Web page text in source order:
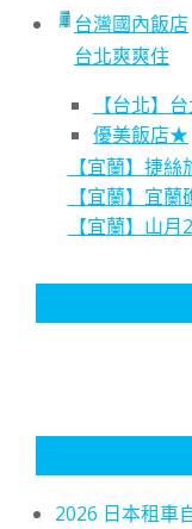
台灣國內飯店
台北爽爽住
【台北】
優美飯店★
【宜蘭】捷
【宜蘭】宜
【宜蘭】山
2026 日本租車